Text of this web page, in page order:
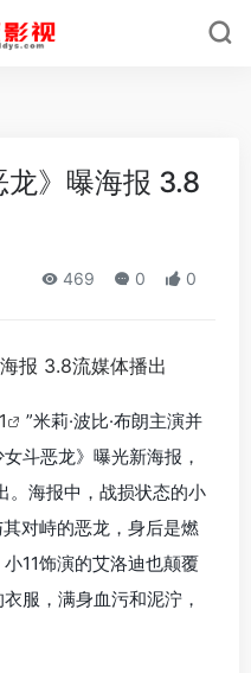
龙》曝海报 3.8
469 0 0
”米莉·波比·布朗主演并
斗恶龙》曝光新海报，
海报中，战损状态的小
对峙的恶龙，身后是燃
11饰演的艾洛迪也颠覆
服，满身血污和泥泞，